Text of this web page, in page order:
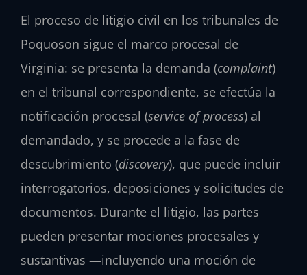
El proceso de litigio civil en los tribunales de
Poquoson sigue el marco procesal de
Virginia: se presenta la demanda (complaint)
en el tribunal correspondiente, se efectúa la
notificación procesal (service of process) al
demandado, y se procede a la fase de
descubrimiento (discovery), que puede incluir
interrogatorios, deposiciones y solicitudes de
documentos. Durante el litigio, las partes
pueden presentar mociones procesales y
sustantivas —incluyendo una moción de